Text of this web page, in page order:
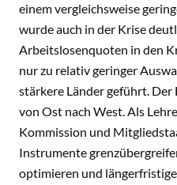
einem vergleichsweise
wurde auch in der Krise
Arbeitslosenquoten in den
nur zu relativ geringer
stärkere Länder geführt.
von Ost nach West. Als
Kommission und
Instrumente
optimieren und